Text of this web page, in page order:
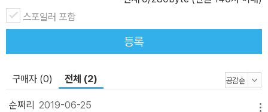
에서 관심을 얻고, 수사는 다시 불붙게 된다. 이 사건은 이후 수사과정
뿐만 아니라 재판과정까지 대중의 큰 주목을 받아 다큐멘터리(<The
Tales of Grim Sleeper>)와 영화(<The Grim Sleeper>)로도 제
에 대한 무관심은 정당화될 수 있는가? 저자 크리스틴 펠리섹은 <그
림슬리퍼: 사우스 센트럴의 사라진 여인들>에서 빈곤과 절망에 빠진
스포일러 포함
등록
구매자 (0) 전체 (2)
순쩌리 2019-06-25